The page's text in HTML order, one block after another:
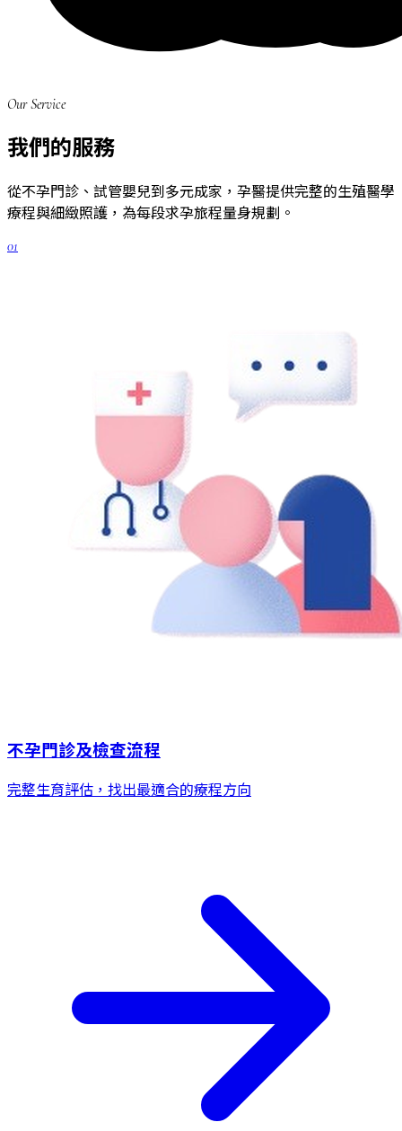
Our Service
我們的服務
從不孕門診、試管嬰兒到多元成家，孕醫提供完整的生殖醫學
療程與細緻照護，為每段求孕旅程量身規劃。
01
不孕門診及檢查流程
完整生育評估，找出最適合的療程方向